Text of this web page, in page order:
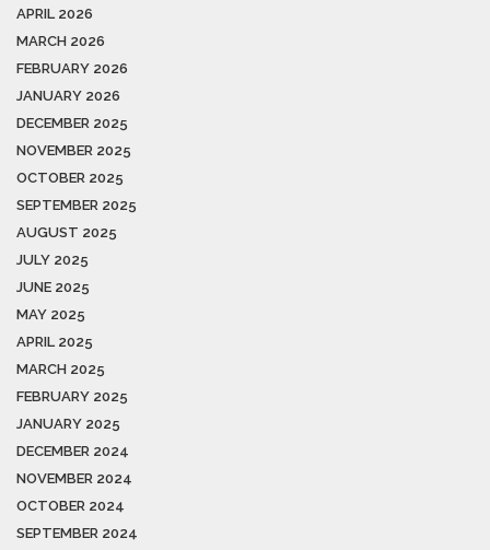
APRIL 2026
MARCH 2026
FEBRUARY 2026
JANUARY 2026
DECEMBER 2025
NOVEMBER 2025
OCTOBER 2025
SEPTEMBER 2025
AUGUST 2025
JULY 2025
JUNE 2025
MAY 2025
APRIL 2025
MARCH 2025
FEBRUARY 2025
JANUARY 2025
DECEMBER 2024
NOVEMBER 2024
OCTOBER 2024
SEPTEMBER 2024